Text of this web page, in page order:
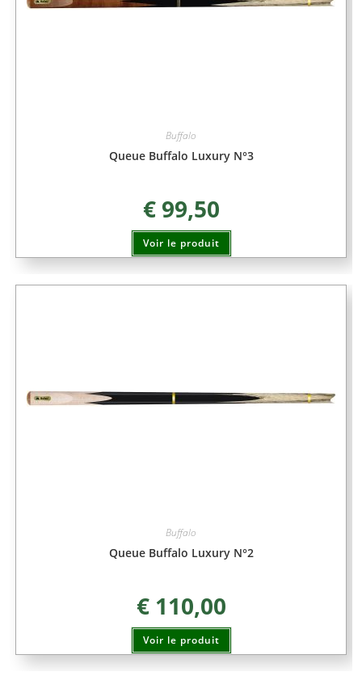
Buffalo
Queue Buffalo Luxury N°3
€99,50
Voir le produit
Buffalo
Queue Buffalo Luxury N°2
€110,00
Voir le produit